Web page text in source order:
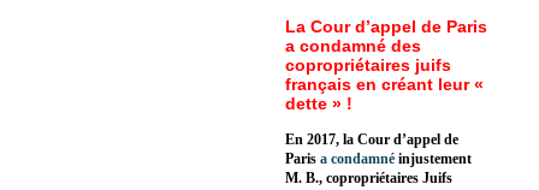
La Cour d’appel de Paris
a condamné des
copropriétaires juifs
français en créant leur «
dette » !
En 2017, la Cour d’appel de
Paris a condamné injustement
M. B., copropriétaires Juifs